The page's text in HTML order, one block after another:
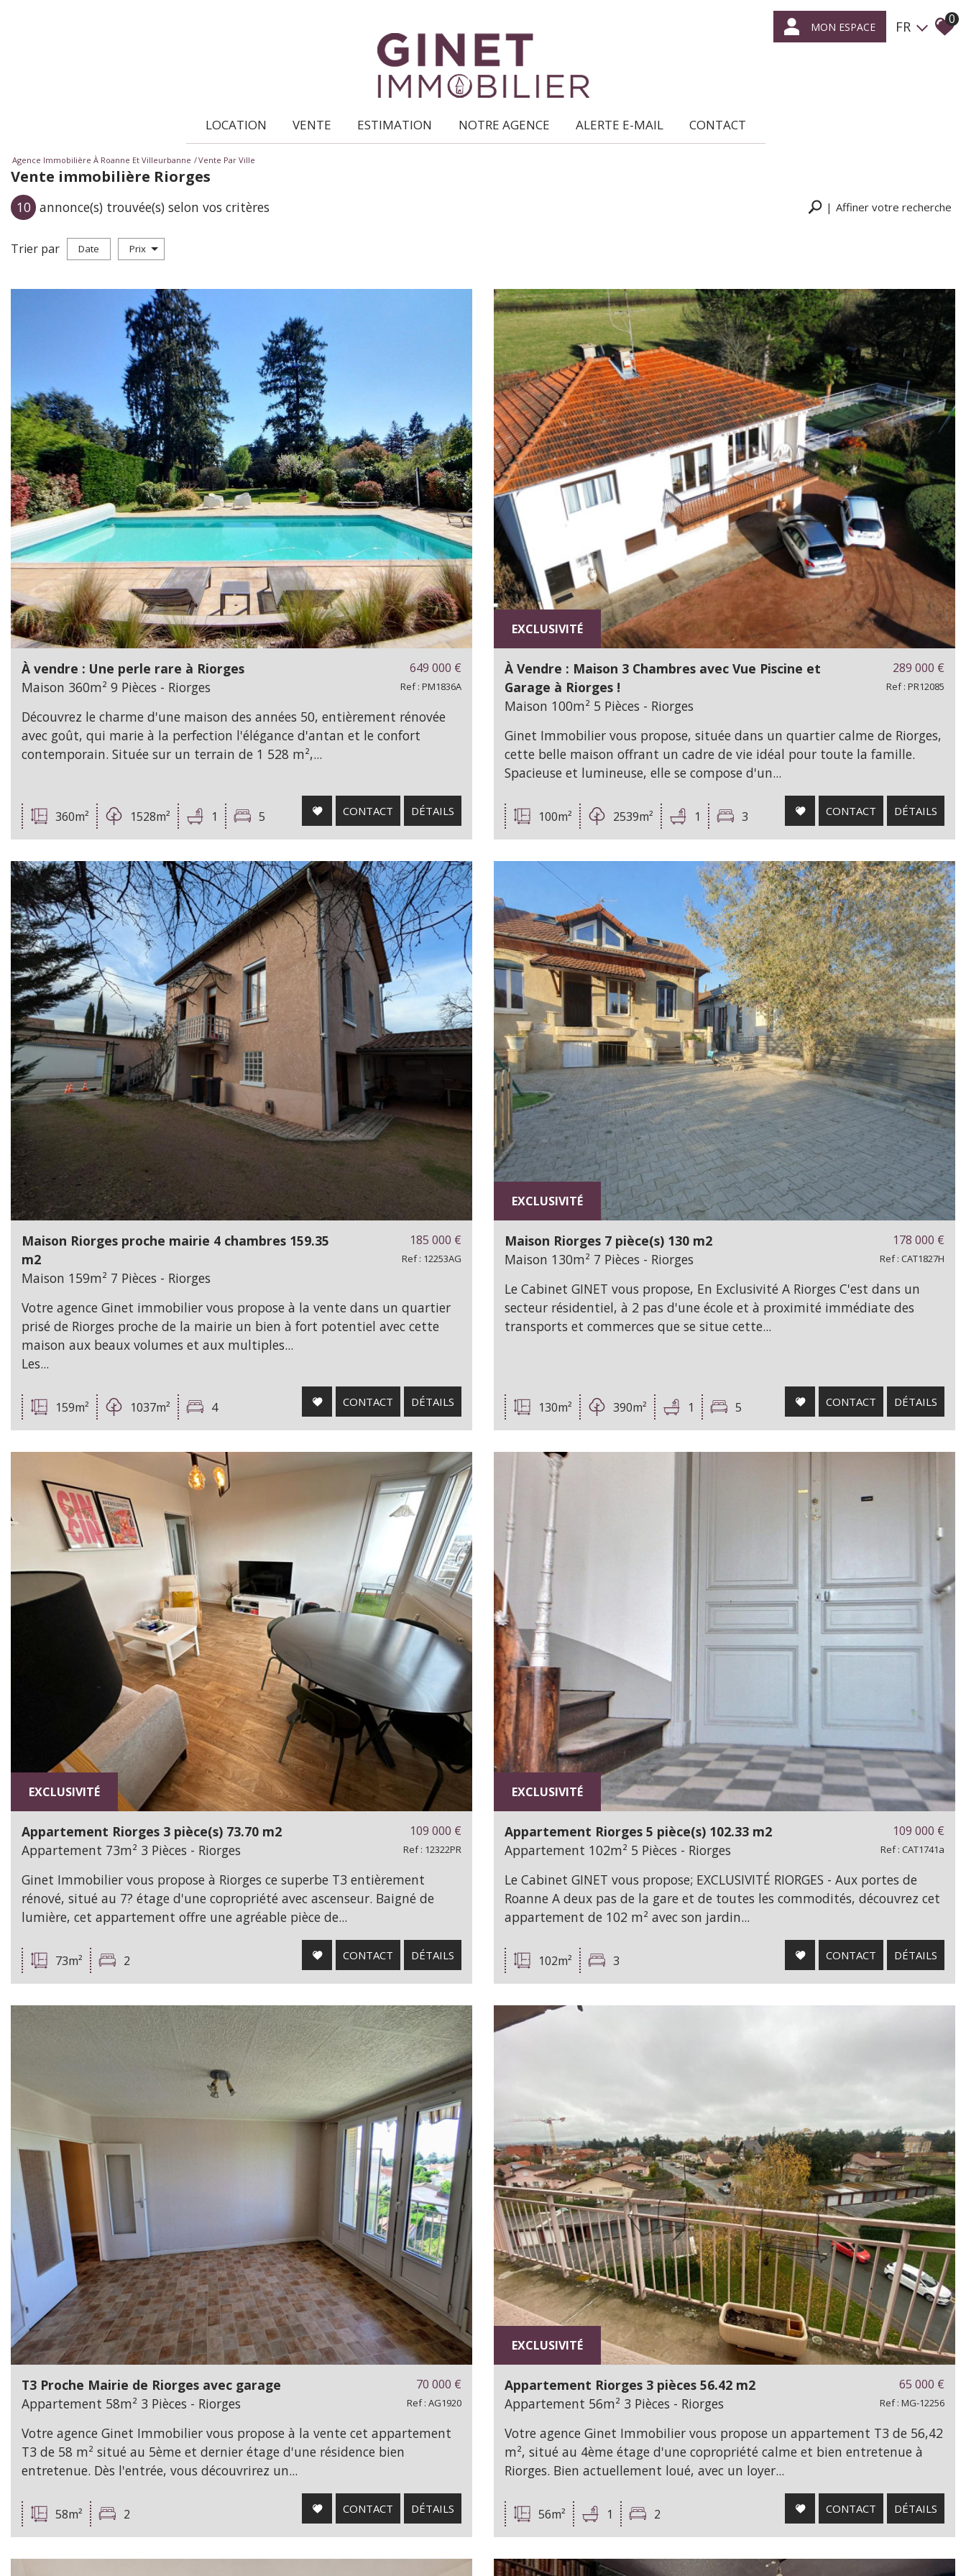
MON ESPACE FR 0
LOCATION VENTE ESTIMATION NOTRE AGENCE
nous rejoindre
ALERTE E-MAIL CONTACT
Agence Immobilière À Roanne Et Villeurbanne Vente Par Ville
Vente immobilière Riorges
10 annonce(s) trouvée(s) selon vos critères Affiner votre recherche
Vente
10KM 25KM + de critères +
Trier par Date Prix
À vendre : Une perle rare à Riorges
Maison 360m² 9 Pièces - Riorges
649 000 €
Ref : PM1836A
Découvrez le charme d'une maison des années 50, entièrement rénovée
avec goût, qui marie à la perfection l'élégance d'antan et le confort
contemporain. Située sur un terrain de 1 528 m²,...
360m² 1528m² 1 5 CONTACT DÉTAILS
EXCLUSIVITÉ
À Vendre : Maison 3 Chambres avec Vue Piscine et
Garage à Riorges !
Maison 100m² 5 Pièces - Riorges
289 000 €
Ref : PR12085
Ginet Immobilier vous propose, située dans un quartier calme de Riorges,
cette belle maison offrant un cadre de vie idéal pour toute la famille.
Spacieuse et lumineuse, elle se compose d'un...
100m² 2539m² 1 3 CONTACT DÉTAILS
Maison Riorges proche mairie 4 chambres 159.35
m2
Maison 159m² 7 Pièces - Riorges
185 000 €
Ref : 12253AG
Votre agence Ginet immobilier vous propose à la vente dans un quartier
prisé de Riorges proche de la mairie un bien à fort potentiel avec cette
maison aux beaux volumes et aux multiples...
Les...
159m² 1037m² 4 CONTACT DÉTAILS
EXCLUSIVITÉ
Maison Riorges 7 pièce(s) 130 m2
Maison 130m² 7 Pièces - Riorges
178 000 €
Ref : CAT1827H
Le Cabinet GINET vous propose, En Exclusivité A Riorges C'est dans un
secteur résidentiel, à 2 pas d'une école et à proximité immédiate des
transports et commerces que se situe cette...
130m² 390m² 1 5 CONTACT DÉTAILS
EXCLUSIVITÉ
Appartement Riorges 3 pièce(s) 73.70 m2
Appartement 73m² 3 Pièces - Riorges
109 000 €
Ref : 12322PR
Ginet Immobilier vous propose à Riorges ce superbe T3 entièrement
rénové, situé au 7? étage d'une copropriété avec ascenseur. Baigné de
lumière, cet appartement offre une agréable pièce de...
73m² 2 CONTACT DÉTAILS
EXCLUSIVITÉ
Appartement Riorges 5 pièce(s) 102.33 m2
Appartement 102m² 5 Pièces - Riorges
109 000 €
Ref : CAT1741a
Le Cabinet GINET vous propose; EXCLUSIVITÉ RIORGES - Aux portes de
Roanne A deux pas de la gare et de toutes les commodités, découvrez cet
appartement de 102 m² avec son jardin...
102m² 3 CONTACT DÉTAILS
T3 Proche Mairie de Riorges avec garage
Appartement 58m² 3 Pièces - Riorges
70 000 €
Ref : AG1920
Votre agence Ginet Immobilier vous propose à la vente cet appartement
T3 de 58 m² situé au 5ème et dernier étage d'une résidence bien
entretenue. Dès l'entrée, vous découvrirez un...
58m² 2 CONTACT DÉTAILS
EXCLUSIVITÉ
Appartement Riorges 3 pièces 56.42 m2
Appartement 56m² 3 Pièces - Riorges
65 000 €
Ref : MG-12256
Votre agence Ginet Immobilier vous propose un appartement T3 de 56,42
m², situé au 4ème étage d'une copropriété calme et bien entretenue à
Riorges. Bien actuellement loué, avec un loyer...
56m² 1 2 CONTACT DÉTAILS